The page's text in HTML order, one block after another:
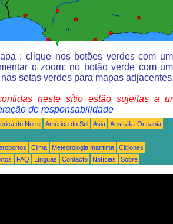
: clique nos botões verdes com
o zoom; no botão verde com
setas verdes para mapas
neste sítio estão sujeitas a
de responsabilidade
do Norte América do Sul Ásia
Austrália-Oceania
Clima Meteorologia maritima
Ciclones
FAQ Línguas Contacto Notícias Sobre